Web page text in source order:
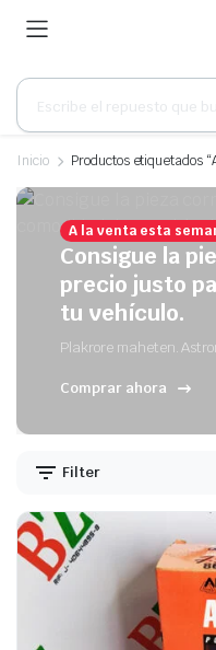
Búsqueda
productos
Inicio Productos etiquetados
A la venta esta
Consigue la
precio justo
tu vehículo.
Plakrore maheten.
Comprar ahora
Filter